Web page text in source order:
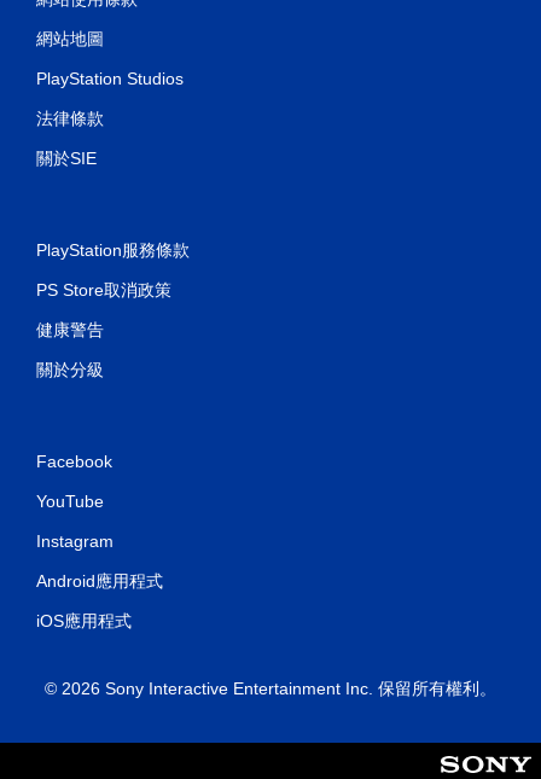
網站地圖
PlayStation Studios
法律條款
關於SIE
PlayStation服務條款
PS Store取消政策
健康警告
關於分級
Facebook
YouTube
Instagram
Android應用程式
iOS應用程式
© 2026 Sony Interactive Entertainment Inc. 保留所有權利。